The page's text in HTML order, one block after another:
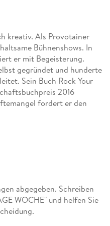
kreativ. Als Provotainer
Bühnenshows. In
er mit Begeisterung.
gegründet und hunderte
Sein Buch Rock Your
2016
fordert er den
Ideen mit Respekt. Ideen
an. Menschen zuzuhören,
haben ihn begeistert
abgegeben. Schreiben
WOCHE" und helfen Sie